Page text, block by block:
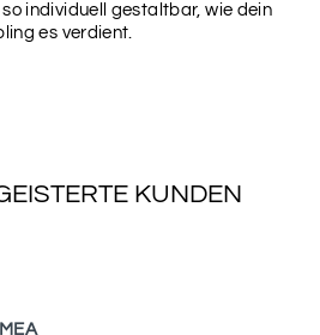
individuell gestaltbar, wie dein
es verdient.
KUNDEN